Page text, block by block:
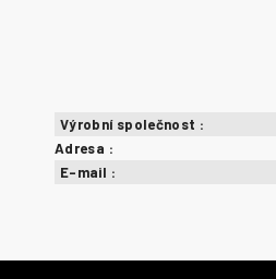
Výrobní společnost :
Adresa :
E-mail :